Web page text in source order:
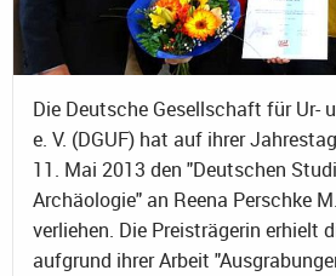
Die Deutsche Gesellschaft für Ur-
e. V. (DGUF) hat auf ihrer
11. Mai 2013 den "Deutschen
Archäologie" an Reena Perschke
verliehen. Die Preisträgerin erhielt
aufgrund ihrer Arbeit